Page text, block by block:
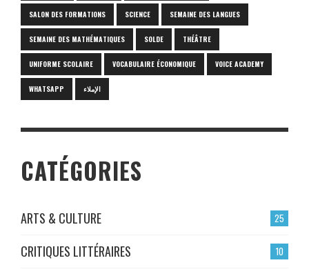
SALON DES FORMATIONS SCIENCE SEMAINE DES LANGUES
SEMAINE DES MATHÉMATIQUES SOLDE THÉÂTRE
UNIFORME SCOLAIRE VOCABULAIRE ÉCONOMIQUE VOICE ACADEMY
WHATSAPP الإملاء
CATÉGORIES
25
ARTS & CULTURE
10
CRITIQUES LITTÉRAIRES